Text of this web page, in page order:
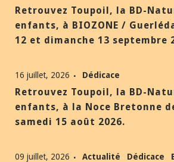
Retrouvez Toupoil, la BD-
enfants, à BIOZONE /
12 et dimanche 13 septembre
16 juillet, 2026 Dédicace
Retrouvez Toupoil, la BD-
enfants, à la Noce Bretonne
samedi 15 août 2026.
09 juillet, 2026 Actualité Dédicace